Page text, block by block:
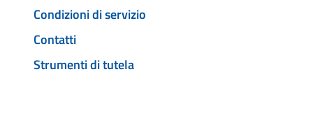
Condizioni di servizio
Contatti
Strumenti di tutela